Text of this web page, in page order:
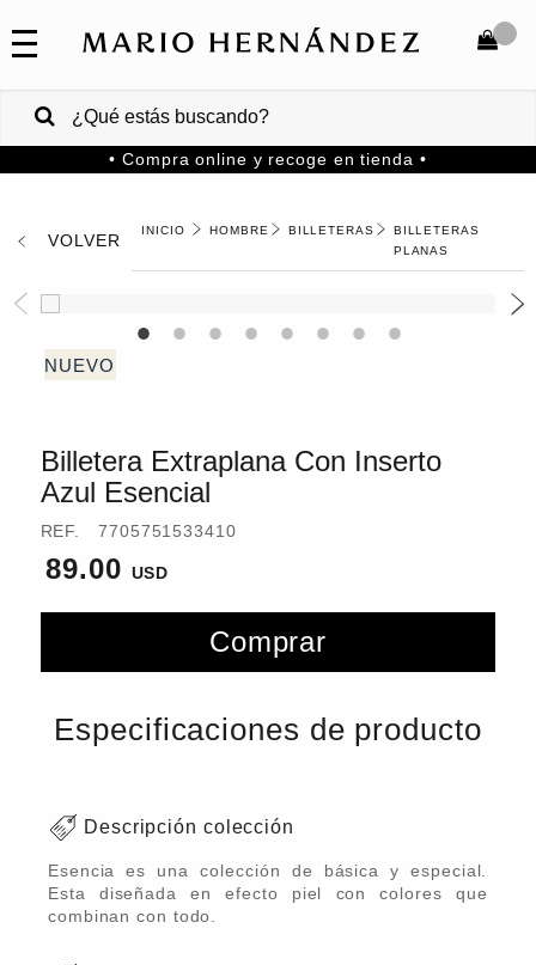
COLECCIONES
VENTAS
CORPORATIVAS
Venezuela
COMPRAR
• Compra online y recoge en tienda •
VOLVER HOMBRE BILLETERAS
BILLETERAS
PLANAS
Billetera Extraplana Con Inserto
Azul Esencial
REF. 7705751533410
89.00
Comprar
Especificaciones de producto
Descripción colección
Esencia es una colección de básica y especial.
Esta diseñada en efecto piel con colores que
combinan con todo.